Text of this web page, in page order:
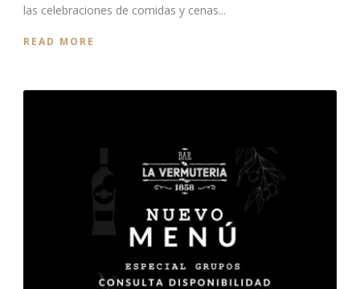
las celebraciones de comidas y cenas...
READ MORE